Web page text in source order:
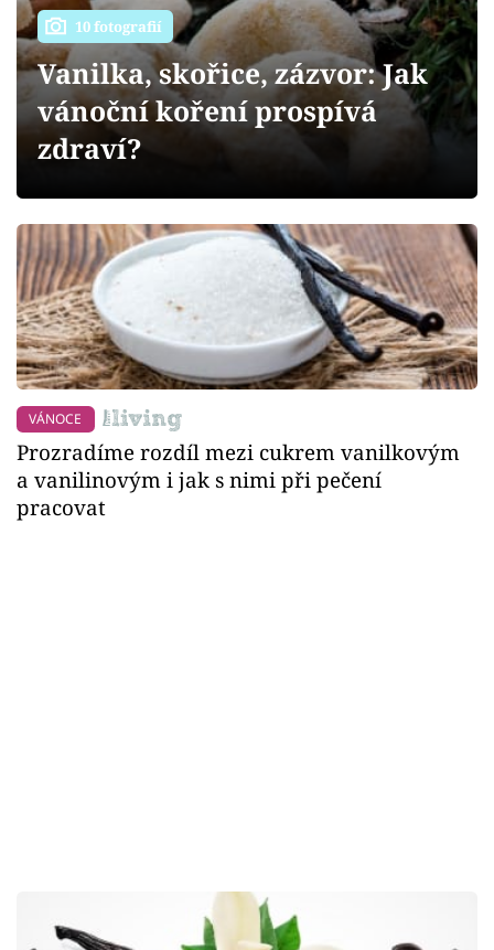
Přihlášení
Sledujte nás
10 fotografií
Vanilka, skořice, zázvor: Jak
vánoční koření prospívá
zdraví?
VÁNOCE
Prozradíme rozdíl mezi cukrem vanilkovým
a vanilinovým i jak s nimi při pečení
pracovat